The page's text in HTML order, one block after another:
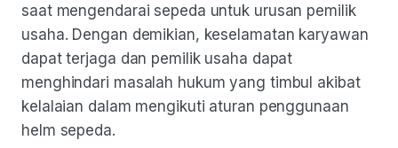
saat mengendarai sepeda untuk urusan pemilik
usaha. Dengan demikian, keselamatan karyawan
dapat terjaga dan pemilik usaha dapat
menghindari masalah hukum yang timbul akibat
kelalaian dalam mengikuti aturan penggunaan
helm sepeda.